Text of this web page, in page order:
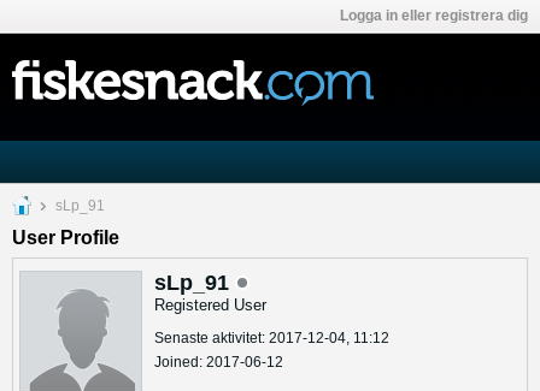
Logga in eller registrera dig
sLp_91
User Profile
sLp_91
Registered User
Senaste aktivitet: 2017-12-04, 11:12
Joined: 2017-06-12